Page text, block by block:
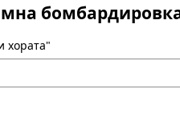
хората"